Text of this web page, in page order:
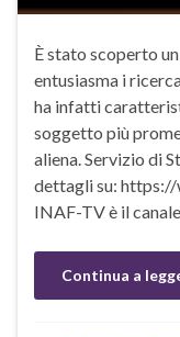
È stato scoperto
entusiasma i
ha infatti
soggetto più
aliena. Servizio di
dettagli su:
INAF-TV è il
Continua a